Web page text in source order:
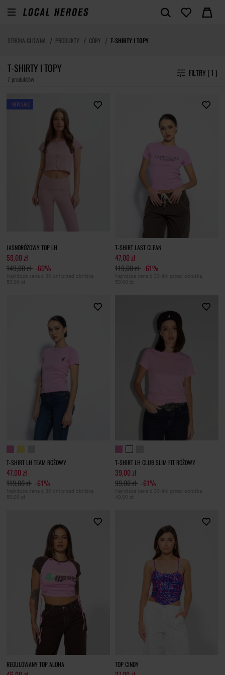
STRONA GŁÓWNA PRODUKTY GÓRY T-SHIRTY I TOPY
T-SHIRTY I TOPY
7 produktów
FILTRY ( 1 )
NEW SALE
JASNORÓŻOWY TOP LH
59,00 zł
149,00 zł -60%
Najniższa cena z 30 dni przed obniżką
59,00 zł
T-SHIRT LAST CLEAN
47,00 zł
119,00 zł -61%
Najniższa cena z 30 dni przed obniżką
59,00 zł
T-SHIRT LH TEAM RÓŻOWY
47,00 zł
119,00 zł -61%
Najniższa cena z 30 dni przed obniżką
59,00 zł
T-SHIRT LH CLUB SLIM FIT RÓŻOWY
39,00 zł
99,00 zł -61%
Najniższa cena z 30 dni przed obniżką
49,00 zł
REGULOWANY TOP ALOHA TOP CINDY